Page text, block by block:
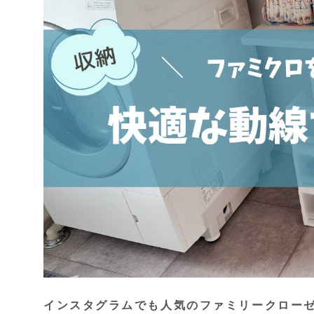
インスタグラムでも人気のファミリークロー